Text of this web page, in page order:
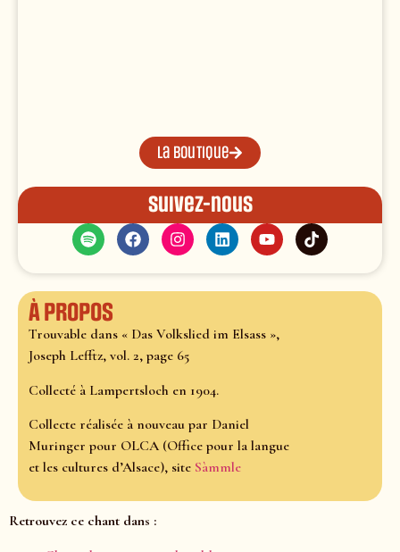
La boutique
Suivez-nous
À propos
Trouvable dans « Das Volkslied im Elsass »,
Joseph Lefftz, vol. 2, page 65
Collecté à Lampertsloch en 1904.
Collecte réalisée à nouveau par Daniel
Muringer pour OLCA (Office pour la langue
et les cultures d’Alsace), site Sàmmle
Retrouvez ce chant dans :